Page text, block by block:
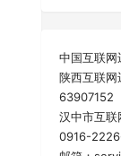
中国互联网
陕西互联
63907152
汉中市互联
0916-